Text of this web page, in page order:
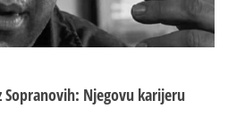
Njegovu karijeru